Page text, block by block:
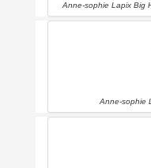
Anne-sophie Lapix Big
Anne-sophie